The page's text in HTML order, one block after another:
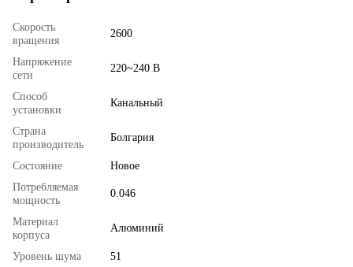
Скорость
вращения
2600
Напряжение
сети
220~240 В
Способ
установки
Канальный
Страна
производитель
Болгария
Состояние
Новое
Потребляемая
мощность
0.046
Материал
корпуса
Алюминий
Уровень шума
51